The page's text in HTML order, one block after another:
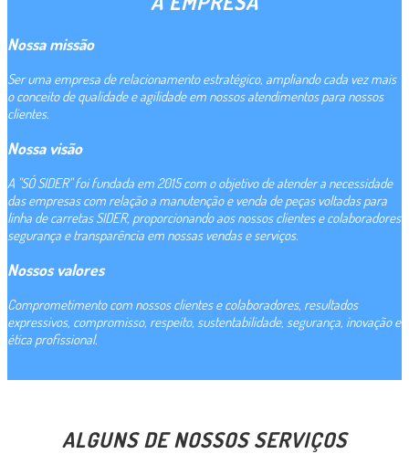
Nossa missão
Ser uma empresa de relacionamento estratégico, ampliando cada vez mais
o conceito de qualidade e agilidade em nossos atendimentos para nossos
clientes.
Nossa visão
A "SÓ SIDER" foi fundada em 2015 com o objetivo de atender a necessidade
das empresas com relação a manutenção e venda de peças voltadas para
linha de carretas SIDER, proporcionando aos nossos clientes e colaboradores
segurança e transparência em nossas vendas e serviços.
Nossos valores
Comprometimento com nossos clientes e colaboradores, resultados
expressivos, compromisso, respeito, sustentabilidade, segurança, inovação e
ética profissional.
ALGUNS DE NOSSOS SERVIÇOS